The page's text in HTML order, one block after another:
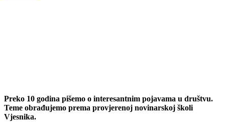
Preko 10 godina pišemo o interesantnim pojavama u društvu.
Teme obrađujemo prema provjerenoj novinarskoj školi
Vjesnika.